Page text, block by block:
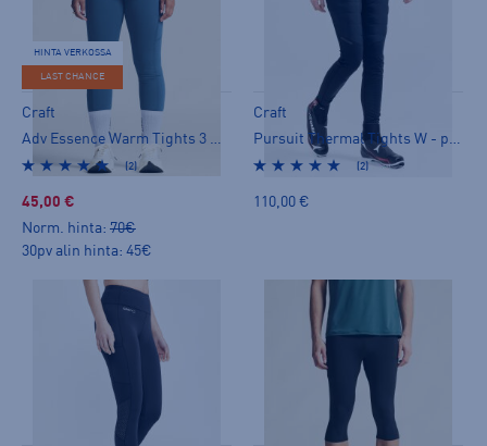
HINTA VERKOSSA
LAST CHANCE
Craft
Adv Essence Warm Tights 3 W - pitkät trikoot
(2)
45,00 €
Norm. hinta: 70€
30pv alin hinta: 45€
Craft
Pursuit Thermal Tights W - pitkät trikoot
(2)
110,00 €